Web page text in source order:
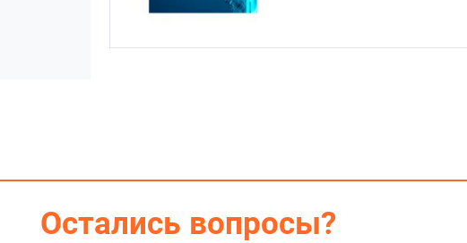
Остались вопросы?